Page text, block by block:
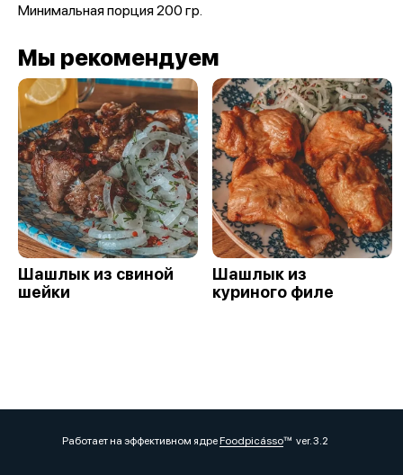
Минимальная порция 200 гр.
Мы рекомендуем
Шашлык из свиной
шейки
Шашлык из
куриного филе
Работает на эффективном ядреFoodpicássover. 3.2